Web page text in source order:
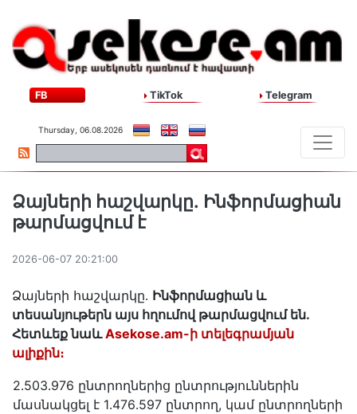
FB TikTok Telegram
Thursday, 06.08.2026
Ձայների հաշվարկը․ Ինֆորմացիան
թարմացվում է
2026-06-07 20:21:00
Ձայների հաշվարկը․ Ինֆորմացիան և
տեսանյութերն այս հղումով թարմացվում են․
Հետևեք նաևAsekose.am-ի տելեգրամյան
ալիքին։
2․503․976 ընտրողներից ընտրություններին
մասնակցել է 1․476․597 ընտրող, կամ ընտրողների